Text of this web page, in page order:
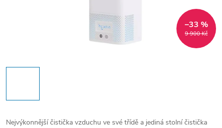
9 900 Kč
–33 %
Nejvýkonnější čistička vzduchu ve své třídě a jediná stolní čistička